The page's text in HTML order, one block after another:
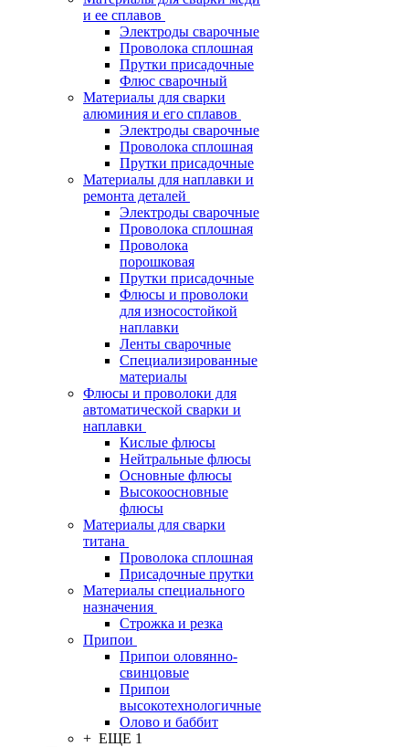
и ее сплавов
Электроды сварочные
Проволока сплошная
Прутки присадочные
Флюс сварочный
Материалы для сварки
алюминия и его сплавов
Электроды сварочные
Проволока сплошная
Прутки присадочные
Материалы для наплавки и
ремонта деталей
Электроды сварочные
Проволока сплошная
Проволока
порошковая
Прутки присадочные
Флюсы и проволоки
для износостойкой
наплавки
Ленты сварочные
Специализированные
материалы
Флюсы и проволоки для
автоматической сварки и
наплавки
Кислые флюсы
Нейтральные флюсы
Основные флюсы
Высокоосновные
флюсы
Материалы для сварки
титана
Проволока сплошная
Присадочные прутки
Материалы специального
назначения
Строжка и резка
Припои
Припои оловянно-
свинцовые
Припои
высокотехнологичные
Олово и баббит
+ ЕЩЕ 1